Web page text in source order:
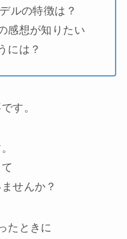
ルの特徴は？
感想が知りたい
には？
す。
せんか？
たときに